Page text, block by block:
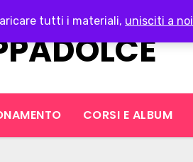
tutti i materiali, unisciti a noi
CORSI E ALBUM